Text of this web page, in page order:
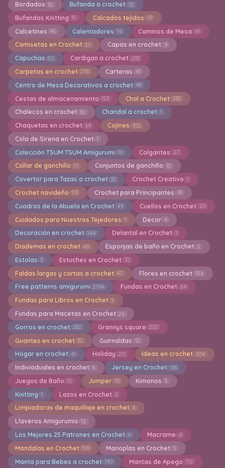
Bordados 12 Bufanda a crochet 32
Bufandas Knitting 15 Calcados tejidos 19
Calcetines 46 Calentadores 16 Caminos de Mesa 41
Camisetas en Crochet 25 Capas en crochet 9
Capuchas 50 Cardigan a crochet 233
Carpetas en crochet 293 Carteras 41
Centro de Mesa Decorativos a crochet 48
Cestas de almacenamiento 123 Chal a Crochet 330
Chalecos en crochet 82 Chandal a crochet 1
Chaquetas en crochet 69 Cojines 102
Cola de Sirena en Crochet 1
Colección TSUM TSUM Amigurumi 16 Colgantes 27
Collar de ganchillo 17 Conjuntos de ganchillo 15
Covertor para Tazas a crochet 33 Crochet Creativo 1
Crochet navideño 113 Crochet para Principantes 41
Cuadros de la Abuela en Crochet 49 Cuellos en Crochet 20
Cuidados para Nuestros Tejedores 1 Decor 4
Decoración en crochet 344 Delantal en Crochet 1
Diademas en crochet 49 Esponjas de baño en Crochet 5
Estolas 3 Estuches en Crochet 32
Faldas largas y cortas a crochet 47 Flores en crochet 156
Free patterns amigurumi 2194 Fundas en Crochet 64
Fundas para Libros en Crochet 3
Fundas para Macetas en Crochet 26
Gorros en crochet 282 Grannys square 222
Guantes en crochet 32 Guirnaldas 12
Hogar en crochet 41 Holiday 211 Ideas en crochet 204
Indiviaduales en crochet 6 Jersey en Crochet 118
Juegos de Baño 12 Jumper 10 Kimonos 5
Knitting 1 Lazos en Crochet 2
Limpiadoras de maquillaje en crochet 4
Llaveros Amigurumis 12
Los Mejores 25 Patrones en Crochet 4 Macrame 4
Mandalas en Crochet 158 Manoplas en Crochet 5
Manta para Bebes a crochet 190 Mantas de Apego 112